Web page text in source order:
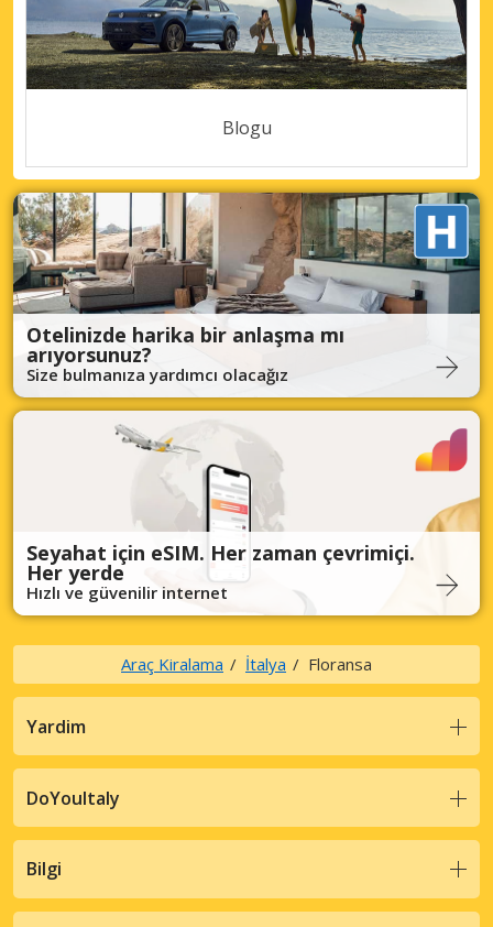
Blogu
Otelinizde harika bir anlaşma mı
arıyorsunuz?
Size bulmanıza yardımcı olacağız
Seyahat için eSIM. Her zaman çevrimiçi.
Her yerde
Hızlı ve güvenilir internet
Araç Kiralama İtalya Floransa
Yardim
DoYouItaly
Bilgi